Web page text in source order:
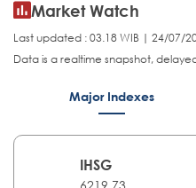
Market Watch
Last updated : 03.18 WIB | 24/07/
Data is a realtime snapshot,
Major Indexes
IHSG